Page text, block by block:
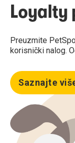
Loyalty
Preuzmite
korisnički nalog.
Saznajte